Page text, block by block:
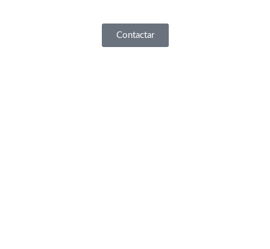
Contactar